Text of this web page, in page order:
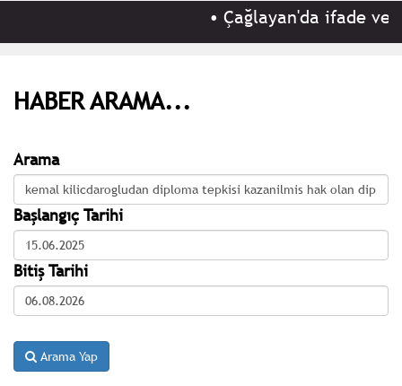
•Çağlayan'da ifade
HABER ARAMA...
Arama
Başlangıç Tarihi
Bitiş Tarihi
Arama Yap